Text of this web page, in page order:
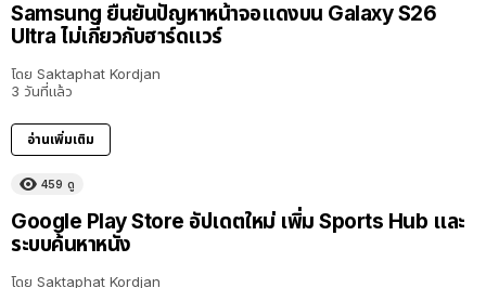
Samsung ยืนยันปัญหาหน้าจอแดงบน Galaxy S26
Ultra ไม่เกี่ยวกับฮาร์ดแวร์
โดย Saktaphat Kordjan
3 วันที่แล้ว
อ่านเพิ่มเติม
459 ดู
Google Play Store อัปเดตใหม่ เพิ่ม Sports Hub และ
ระบบค้นหาหนัง
โดย Saktaphat Kordjan